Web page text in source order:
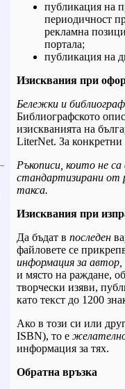
публикация на
периодичност
рекламна
портала;
публикация на
Изисквания при
Бележки и
Библиографското
изискванията на
LiterNet. За
Ръкописи, които не
стандартизирани от
такса.
Изисквания при
Да бъдат в последен
файловете се
информация за
и място на раждане,
творчески изяви,
като текст до 1200
Ако в този си или
ISBN), то е
информация за тях.
Обратна връзка